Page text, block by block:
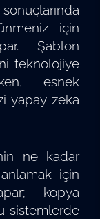
için
Şablon
teknolojiye
esnek
yapay zeka
ne kadar
için
kopya
sistemlerde